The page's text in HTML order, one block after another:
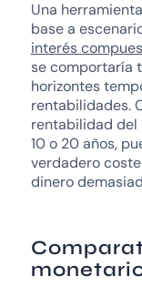
Una
base a
interés
se comportaría
horizontes
rentabilidades.
rentabilidad del
10 o 20 años,
verdadero
dinero